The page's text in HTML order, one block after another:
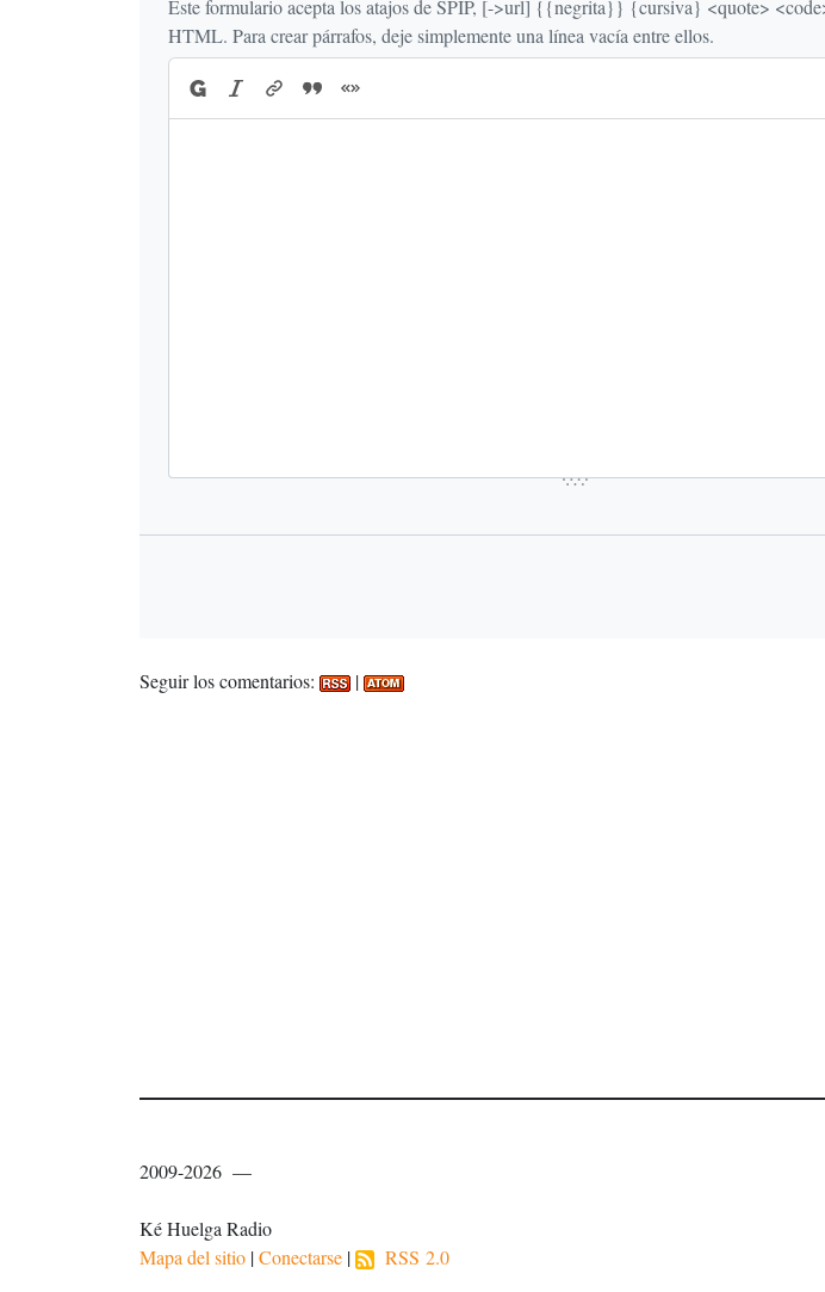
Este formulario acepta los atajos de SPIP, [->url] {{negrita}} {cursiva} <quote> <code> y el
HTML. Para crear párrafos, deje simplemente una línea vacía entre ellos.
Seguir los comentarios: |
2009-2026 —
Ké Huelga Radio
Mapa del sitio |Conectarse | RSS 2.0